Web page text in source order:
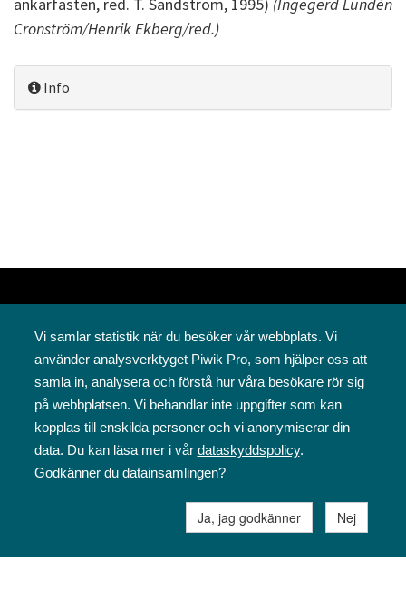
Cronström/Henrik Ekberg/red.)
Info
Svenska folkskolans vänner rf
Annegatan 12
00120 Helsingfors
09 6844 570
sfv@sfv.fi
Vi samlar statistik när du besöker vår webbplats. Vi
använder analysverktyget Piwik Pro, som hjälper oss att
samla in, analysera och förstå hur våra besökare rör sig
på webbplatsen. Vi behandlar inte uppgifter som kan
kopplas till enskilda personer och vi anonymiserar din
data. Du kan läsa mer i vår dataskyddspolicy.
Godkänner du datainsamlingen?
Ja, jag godkänner Nej